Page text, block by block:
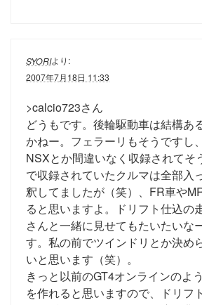
SYORIより:
2007年7月18日 11:33
>calcio723さん
どうもです。後輪駆動車は結構あ
かねー。フェラーリもそうですし
NSXとか間違いなく収録されてそ
で収録されていたクルマは全部入
釈してましたが（笑）、FR車や
ると思いますよ。ドリフト仕込の
さんと一緒に見せてもたいたいな
す。私の前でツインドリとか決め
いと思います（笑）。
きっと以前のGT4オンラインのよ
を作れると思いますので、ドリフ